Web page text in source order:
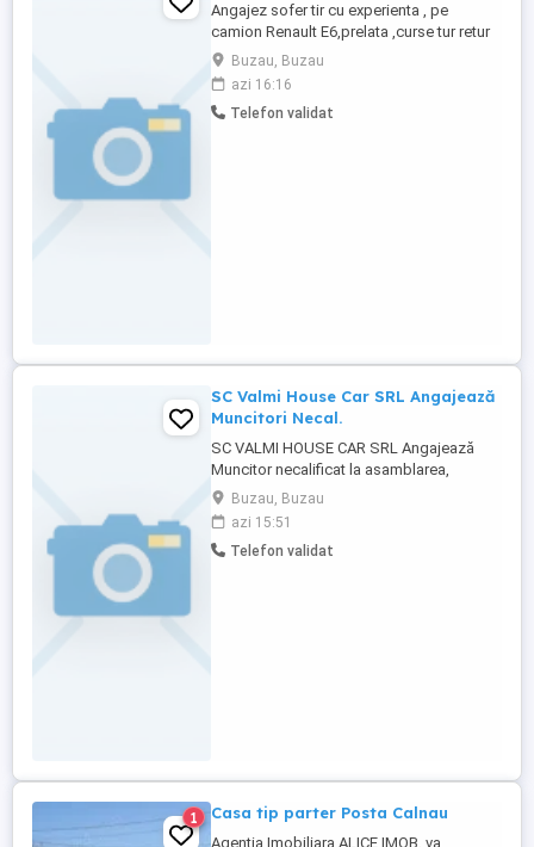
Angajez sofer tir cu experienta , pe
camion Renault E6,prelata ,curse tur retur
Romania Grecia ! Pauza saptamanala
acasa ( Buzau) Mai multe detalii Romeo
Buzau, Buzau
azi 16:16
Telefon validat
SC Valmi House Car SRL Angajează
Muncitori Necal.
SC VALMI HOUSE CAR SRL Angajează
Muncitor necalificat la asamblarea,
montarea pieselor. Candidatul ideal:
trebuie să fie o persoană responsabilă,
punctuală și atentă la detalii. Experiența
anterioară în domeniul curățeniei
Buzau, Buzau
azi 15:51
Telefon validat
1 Casa tip parter Posta Calnau
Agentia Imobiliara ALICE IMOB, va